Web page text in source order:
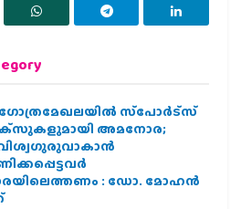
ഗോത്രമേഖലയില്‍ സ്‌പോര്‍ട്‌സ്
അമനോര;
വിശ്വഗുരുവാകാന്‍
: ഡോ. മോഹന്‍